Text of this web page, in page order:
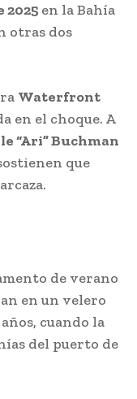
2025 en la Bahía
otras dos
Waterfront
en el choque. A
“Ari” Buchman
que
de verano
en un velero
cuando la
del puerto de